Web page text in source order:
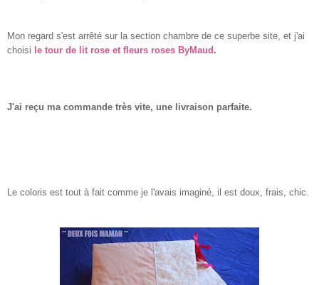
Mon regard s'est arrêté sur la section chambre de ce superbe site, et j'ai
choisi le tour de lit rose et fleurs roses ByMaud .
J'ai reçu ma commande très vite, une livraison parfaite.
Le coloris est tout à fait comme je l'avais imaginé, il est doux, frais, chic.